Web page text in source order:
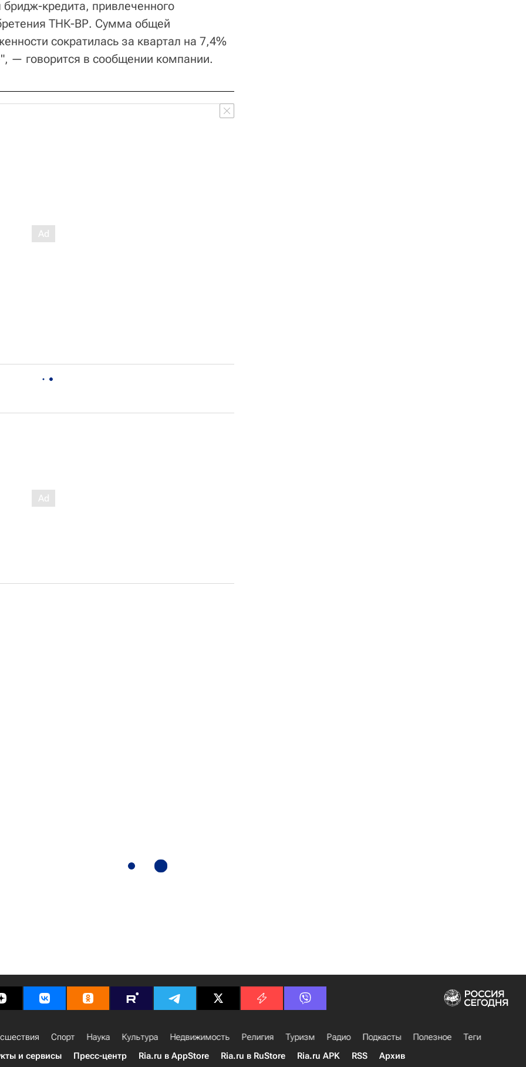
кредита, привлеченного
ТНК-ВР. Сумма общей
сократилась за квартал на 7,4%
— говорится в сообщении компании.
Спорт Наука Культура Недвижимость Религия Туризм Радио Подкасты Полезное
Теги
и сервисы Пресс-центр Ria.ru в AppStore Ria.ru в RuStore Ria.ru APK RSS Архив